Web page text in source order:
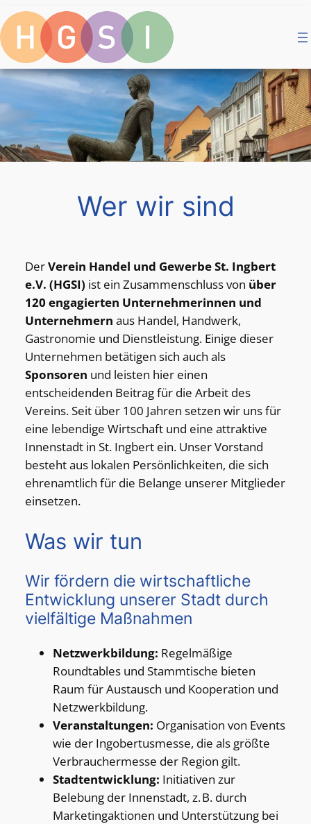
Zum
Inhalt
springen
Wer wir sind
DerVerein Handel und Gewerbe St. Ingbert
e.V. (HGSI) ist ein Zusammenschluss von über
120 engagierten Unternehmerinnen und
Unternehmern aus Handel, Handwerk,
Gastronomie und Dienstleistung. Einige dieser
Unternehmen betätigen sich auch als
Sponsoren und leisten hier einen
entscheidenden Beitrag für die Arbeit des
Vereins. Seit über 100 Jahren setzen wir uns für
eine lebendige Wirtschaft und eine attraktive
Innenstadt in St. Ingbert ein. Unser Vorstand
besteht aus lokalen Persönlichkeiten, die sich
ehrenamtlich für die Belange unserer Mitglieder
einsetzen.
Was wir tun
Wir fördern die wirtschaftliche
Entwicklung unserer Stadt durch
vielfältige Maßnahmen
Netzwerkbildung: Regelmäßige
Roundtables und Stammtische bieten
Raum für Austausch und Kooperation und
Netzwerkbildung.
Veranstaltungen: Organisation von Events
wie der Ingobertusmesse, die als größte
Verbrauchermesse der Region gilt.
Stadtentwicklung: Initiativen zur
Belebung der Innenstadt, z. B. durch
Marketingaktionen und Unterstützung bei